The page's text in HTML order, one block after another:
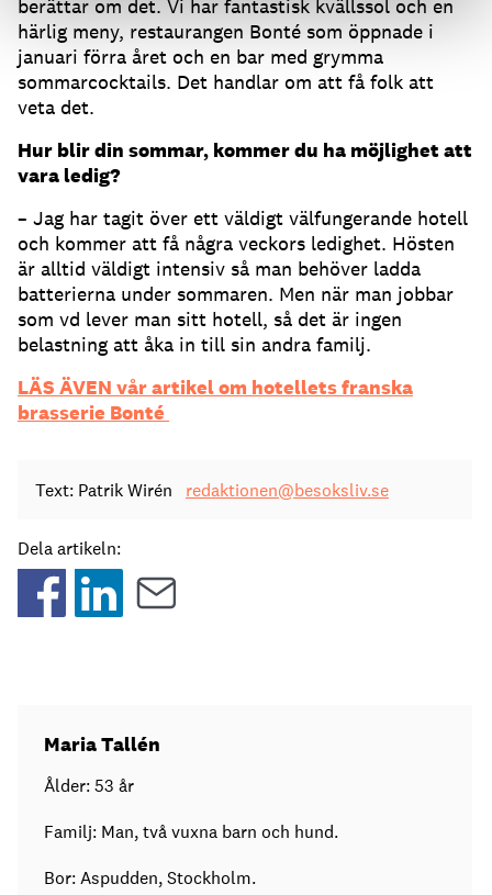
berättar om det. Vi har fantastisk kvällssol och en
härlig meny, restaurangen Bonté som öppnade i
januari förra året och en bar med grymma
sommarcocktails. Det handlar om att få folk att
veta det.
Hur blir din sommar, kommer du ha möjlighet att
vara ledig?
– Jag har tagit över ett väldigt välfungerande hotell
och kommer att få några veckors ledighet. Hösten
är alltid väldigt intensiv så man behöver ladda
batterierna under sommaren. Men när man jobbar
som vd lever man sitt hotell, så det är ingen
belastning att åka in till sin andra familj.
LÄS ÄVEN vår artikel om hotellets franska
brasserie Bonté
Text: Patrik Wirén redaktionen@besoksliv.se
Dela artikeln:
Maria Tallén
Ålder: 53 år
Familj: Man, två vuxna barn och hund.
Bor: Aspudden, Stockholm.